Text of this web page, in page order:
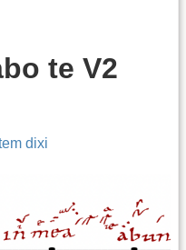
te V2
dixi